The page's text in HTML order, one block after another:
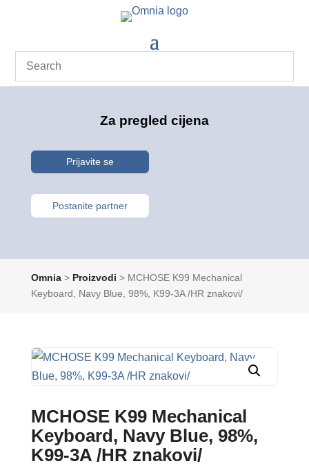
Za pregled cijena
Prijavite se
Postanite partner
Omnia> Proizvodi > MCHOSE K99 Mechanical
Keyboard, Navy Blue, 98%, K99-3A /HR znakovi/
MCHOSE K99 Mechanical
Keyboard, Navy Blue, 98%,
K99-3A /HR znakovi/